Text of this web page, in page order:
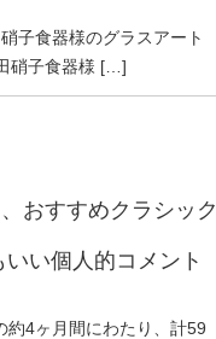
子食器様のグラスアート
硝子食器様 […]
おすすめクラシック
い個人的コメント
約4ヶ月間にわたり、計59